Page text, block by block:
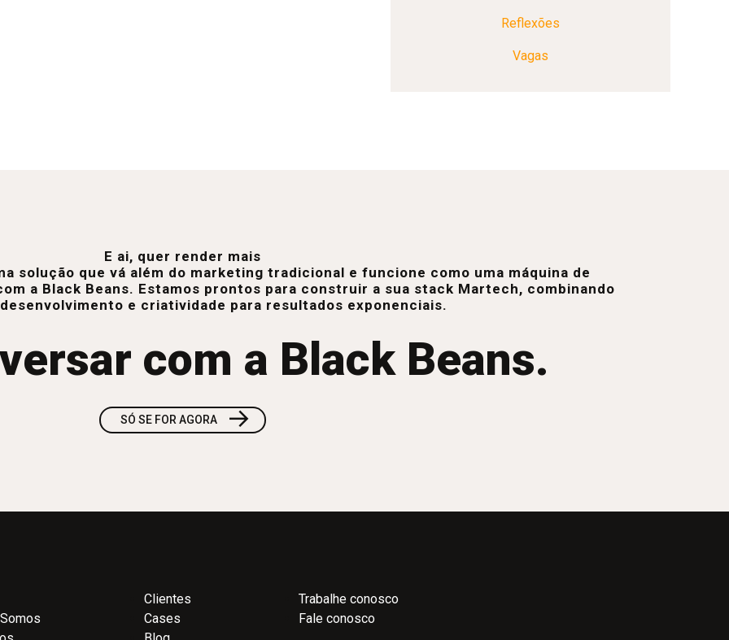
Reflexões
Vagas
E ai, quer render mais
solução que vá além do marketing tradicional e funcione como uma máquina de
a Black Beans. Estamos prontos para construir a sua stack Martech, combinando
e criatividade para resultados exponenciais.
com a Black Beans.
SÓ SE FOR AGORA →
Clientes
Cases
Trabalhe conosco
Fale conosco